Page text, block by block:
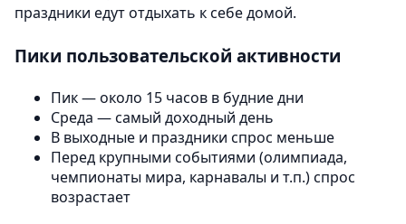
праздники едут отдыхать к себе домой.
Пики пользовательской активности
Пик — около 15 часов в будние дни
Среда — самый доходный день
В выходные и праздники спрос меньше
Перед крупными событиями (олимпиада,
чемпионаты мира, карнавалы и т.п.) спрос
возрастает